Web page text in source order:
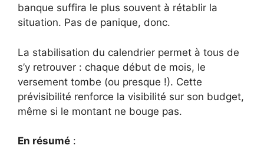
banque suffira le plus souvent à rétablir la
situation. Pas de panique, donc.
La stabilisation du calendrier permet à tous de
s’y retrouver : chaque début de mois, le
versement tombe (ou presque !). Cette
prévisibilité renforce la visibilité sur son budget,
même si le montant ne bouge pas.
En résumé :